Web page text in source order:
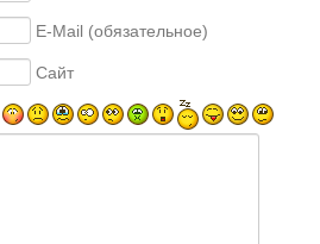
E-Mail (обязательное)
Сайт